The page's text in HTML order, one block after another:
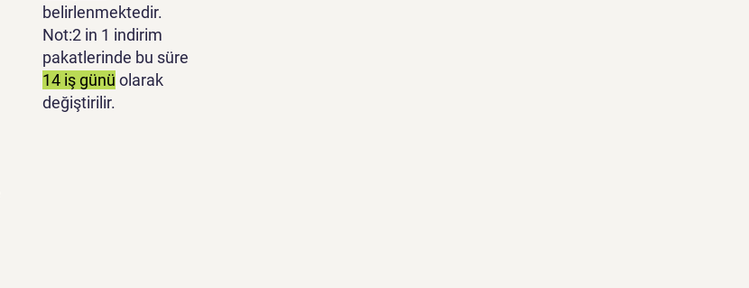
belirlenmektedir.
Not:2 in 1 indirim
pakatlerinde bu süre
14 iş günü olarak
değiştirilir.